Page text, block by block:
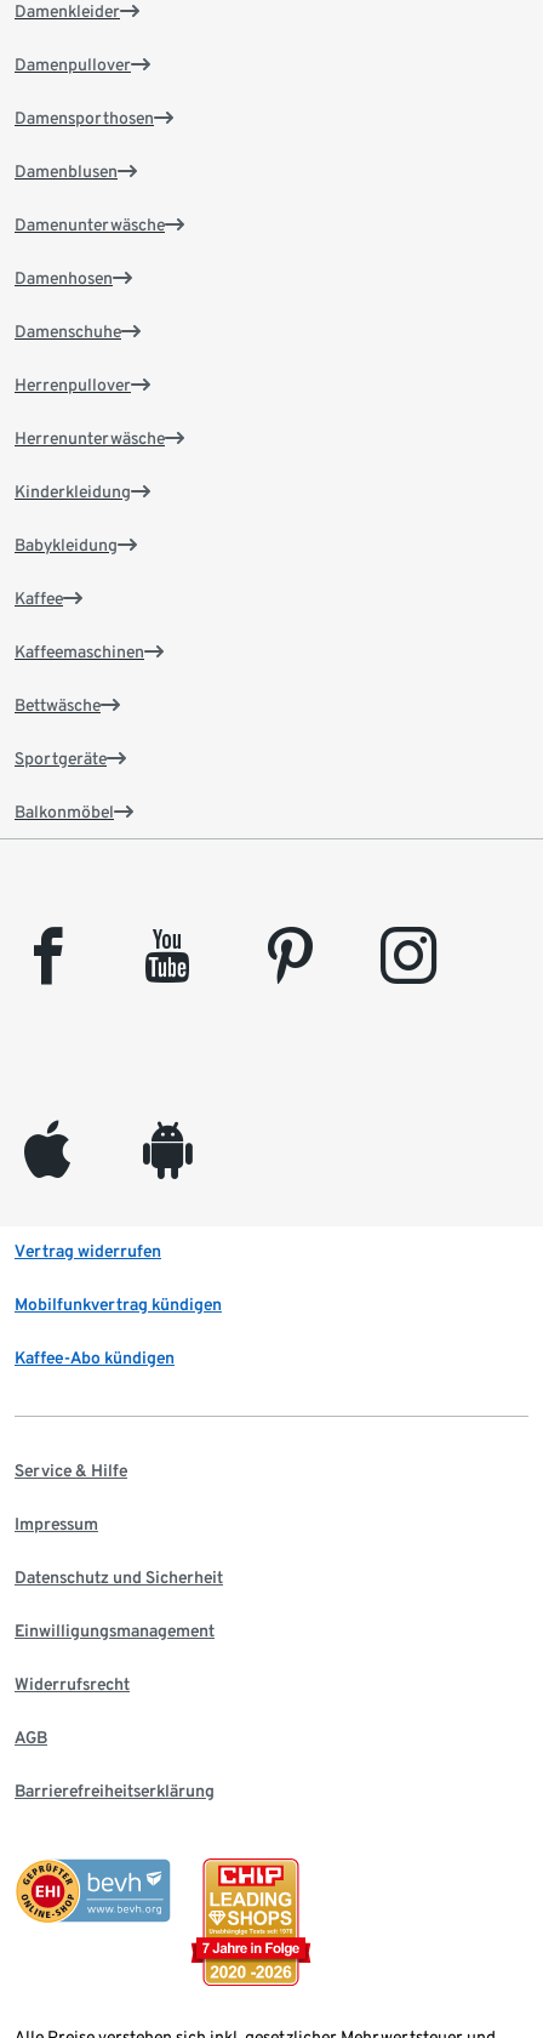
Damenkleider
Damenpullover
Damensporthosen
Damenblusen
Damenunterwäsche
Damenhosen
Damenschuhe
Herrenpullover
Herrenunterwäsche
Kinderkleidung
Babykleidung
Kaffee
Kaffeemaschinen
Bettwäsche
Sportgeräte
Balkonmöbel
facebook youtube pinterest instagram
appleinc android
Vertrag widerrufen
Mobilfunkvertrag kündigen
Kaffee-Abo kündigen
Service & Hilfe
Impressum
Datenschutz und Sicherheit
Einwilligungsmanagement
Widerrufsrecht
AGB
Barrierefreiheitserklärung